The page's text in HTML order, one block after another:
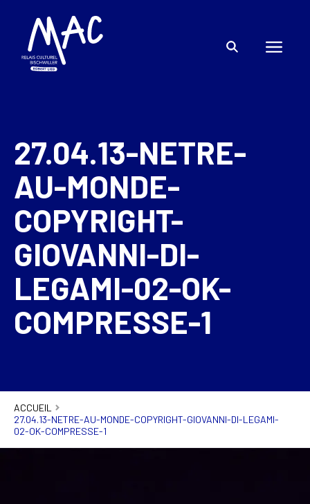
27.04.13-NETRE-
AU-MONDE-
COPYRIGHT-
GIOVANNI-DI-
LEGAMI-02-OK-
COMPRESSE-1
ACCUEIL
27.04.13-NETRE-AU-MONDE-COPYRIGHT-GIOVANNI-DI-LEGAMI-
02-OK-COMPRESSE-1